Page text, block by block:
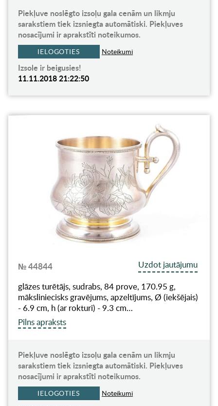
Piekļuve noslēgto izsoļu gala cenām un likmju
sarakstiem tiek izsniegta automātiski. Piekļuves
nosacījumi ir aprakstīti noteikumos.
IELOGOTIES Noteikumi
Izsole ir beigusies!
11.11.2018 21:22:50
№ 44844
Uzdot jautājumu
glāzes turētājs, sudrabs, 84 prove, 170.95 g,
māksliniecisks gravējums, apzeltījums, Ø (iekšējais)
- 6.9 cm, h (ar rokturi) - 9.3 cm…
Pilns apraksts
Piekļuve noslēgto izsoļu gala cenām un likmju
sarakstiem tiek izsniegta automātiski. Piekļuves
nosacījumi ir aprakstīti noteikumos.
IELOGOTIES Noteikumi